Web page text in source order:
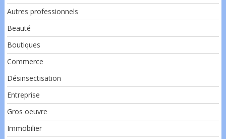
Autres professionnels
Beauté
Boutiques
Commerce
Désinsectisation
Entreprise
Gros oeuvre
Immobilier